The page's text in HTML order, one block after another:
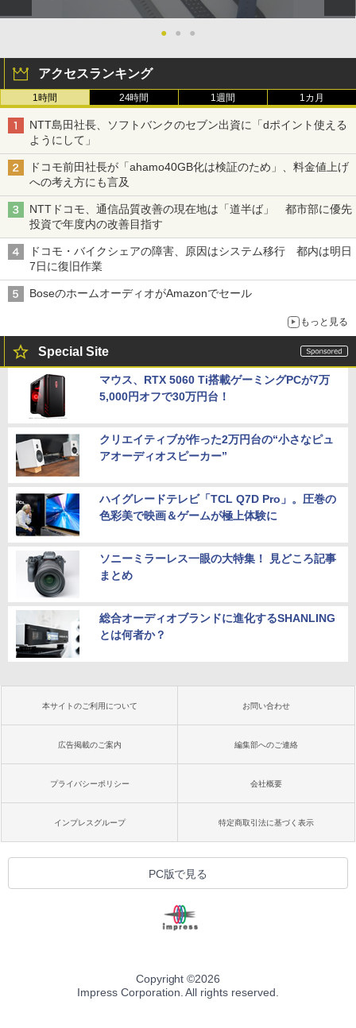
● ● ●
アクセスランキング
1時間 24時間 1週間 1カ月
NTT島田社長、ソフトバンクのセブン出資に「dポイント使える
ようにして」
ドコモ前田社長が「ahamo40GB化は検証のため」、料金値上げ
への考え方にも言及
NTTドコモ、通信品質改善の現在地は「道半ば」 都市部に優先
投資で年度内の改善目指す
ドコモ・バイクシェアの障害、原因はシステム移行 都内は明日
7日に復旧作業
BoseのホームオーディオがAmazonでセール
もっと見る
Special Site
マウス、RTX 5060 Ti搭載ゲーミングPCが7万
5,000円オフで30万円台！
クリエイティブが作った2万円台の“小さなピュ
アオーディオスピーカー”
ハイグレードテレビ「TCL Q7D Pro」。圧巻の
色彩美で映画＆ゲームが極上体験に
ソニーミラーレス一眼の大特集！ 見どころ記事
まとめ
総合オーディオブランドに進化するSHANLING
とは何者か？
本サイトのご利用について お問い合わせ
広告掲載のご案内 編集部へのご連絡
プライバシーポリシー 会社概要
インプレスグループ 特定商取引法に基づく表示
PC版で見る
Copyright ©2026
Impress Corporation. All rights reserved.